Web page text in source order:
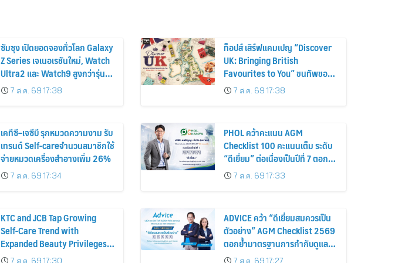
ซัมซุง เปิดยอดจองทั่วโลก Galaxy
Z Series เจเนอเรชันใหม่, Watch
Ultra2 และ Watch9 สูงกว่ารุ่น
ก่อนหน้ากว่า 30%
7 ส.ค. 69 17:38
ท็อปส์ เสิร์ฟแคมเปญ “Discover
UK: Bringing British
Favourites to You” ขนทัพของ
อร่อยและไอเท็มฮิตจากสหราช
อาณาจักร ส่งตรงถึงมือตั้งแต่วัน
7 ส.ค. 69 17:38
เคทีซี–เจซีบี รุกหมวดความงาม รับ
เทรนด์ Self-careจำนวนสมาชิกใช้
จ่ายหมวดเครื่องสำอางเพิ่ม 26%
7 ส.ค. 69 17:34
PHOL คว้าคะแนน AGM
Checklist 100 คะแนนเต็ม ระดับ
“ดีเยี่ยม” ต่อเนื่องเป็นปีที่ 7 ตอกย้ำ
การดำเนินธุรกิจตามหลักธรรมาภิ
บาล โปร่งใส สร้างความเชื่อมั่นผู้
7 ส.ค. 69 17:33
KTC and JCB Tap Growing
Self-Care Trend with
Expanded Beauty Privileges
Number of KTC JCB
7 ส.ค. 69 17:30
ADVICE คว้า “ดีเยี่ยมสมควรเป็น
ตัวอย่าง” AGM Checklist 2569
ตอกย้ำมาตรฐานการกำกับดูแล
กิจการที่ดี
7 ส.ค. 69 17:27